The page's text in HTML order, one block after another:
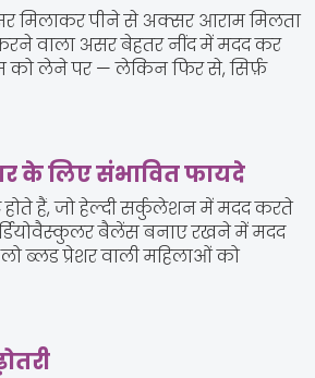
मिलाकर पीने से अक्सर आराम मिलता
वाला असर बेहतर नींद में मदद कर
को लेने पर — लेकिन फिर से, सिर्फ़
के लिए संभावित फायदे
हैं, जो हेल्दी सर्कुलेशन में मदद करते
बैलेंस बनाए रखने में मदद
ब्लड प्रेशर वाली महिलाओं को